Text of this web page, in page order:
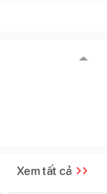
Xem tất cả